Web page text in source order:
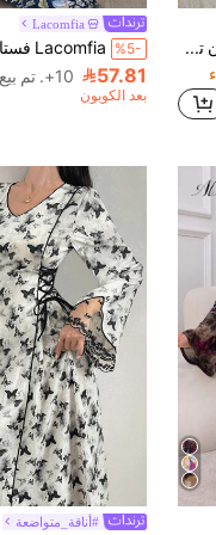
Al Najma جلابيات قفاطين فستان تقليدي عربي بطبعة زهرية وتريم للنساء، متواضع وكاجوال
Lacomfia
%5-
57.81 10+. تم بيع
بعد الكوبون
#أناقة_متواضعة